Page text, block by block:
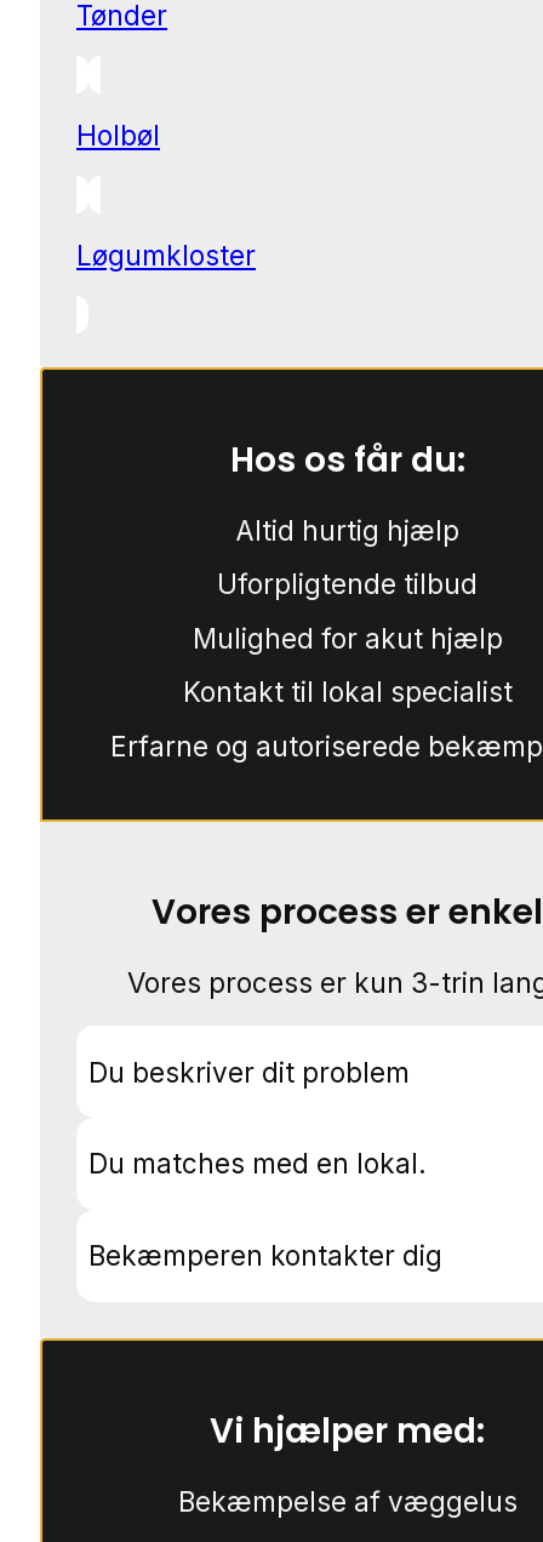
Tønder
Holbøl
Løgumkloster
Hos os får du:
Altid hurtig hjælp
Uforpligtende tilbud
Mulighed for akut hjælp
Kontakt til lokal specialist
Erfarne og autoriserede
Vores process er enkel
Vores process er kun 3-trin
Du beskriver dit problem
Du matches med en lokal.
Bekæmperen kontakter dig
Vi hjælper med:
Bekæmpelse af væggelus